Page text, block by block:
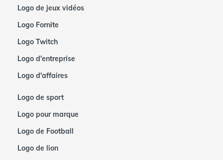
Logo de jeux vidéos
Logo Fornite
Logo Twitch
Logo d'entreprise
Logo d'affaires
Logo de sport
Logo pour marque
Logo de Football
Logo de lion